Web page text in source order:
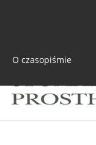
O czasopiśmie